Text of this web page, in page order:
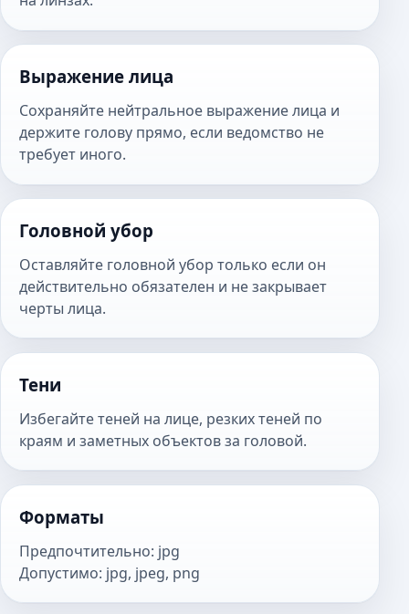
Выражение лица
Сохраняйте нейтральное выражение лица и
держите голову прямо, если ведомство не
требует иного.
Головной убор
Оставляйте головной убор только если он
действительно обязателен и не закрывает
черты лица.
Тени
Избегайте теней на лице, резких теней по
краям и заметных объектов за головой.
Форматы
Предпочтительно: jpg
Допустимо: jpg, jpeg, png